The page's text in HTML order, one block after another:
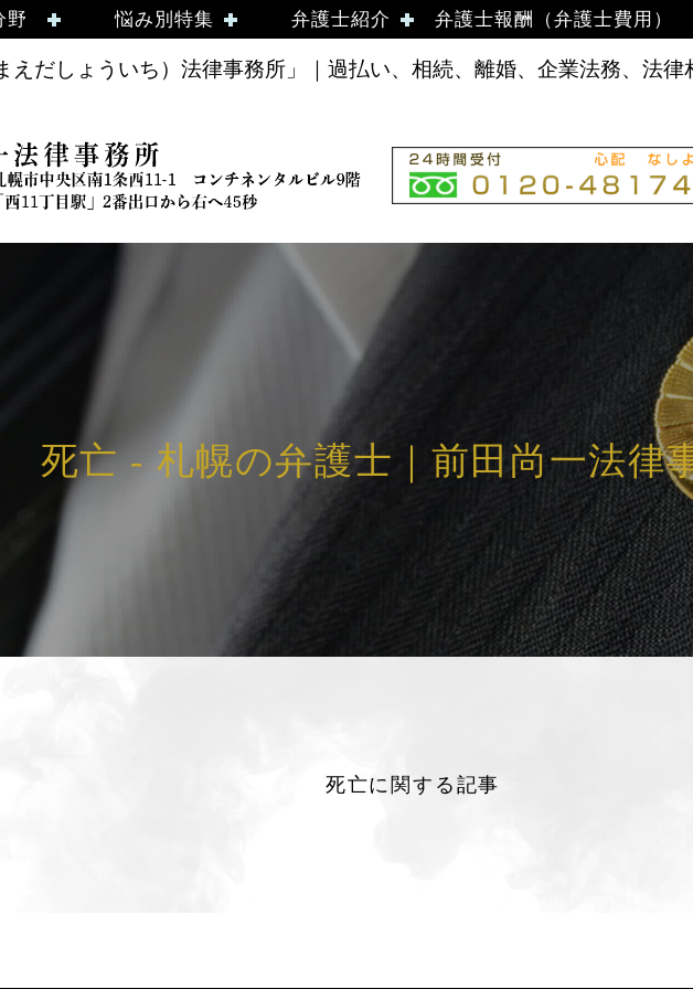
野 悩み別特集 弁護士紹介 弁護士報酬（弁護士費用）
えだしょういち）法律事務所」｜過払い、相続、離婚、企業法務、法律
死亡 - 札幌の弁護士｜前田尚一法律
死亡に関する記事